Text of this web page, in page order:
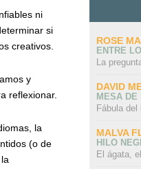
ni
si
creativos.
y
reflexionar.
la
(o de
ROSE
ENTRE
La
DAVID
MESA DE
Fábula del
MALVA
HILO
El ágata,